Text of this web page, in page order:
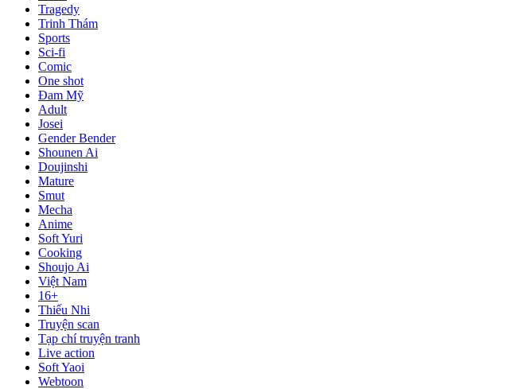
Tragedy
Trinh Thám
Sports
Sci-fi
Comic
One shot
Đam Mỹ
Adult
Josei
Gender Bender
Shounen Ai
Doujinshi
Mature
Smut
Mecha
Anime
Soft Yuri
Cooking
Shoujo Ai
Việt Nam
16+
Thiếu Nhi
Truyện scan
Tạp chí truyện tranh
Live action
Soft Yaoi
Webtoon